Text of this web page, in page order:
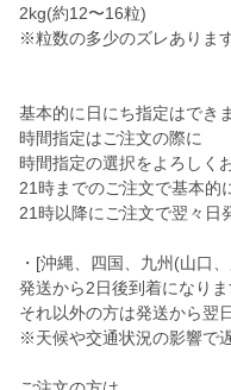
2kg(約12〜16粒)
※粒数の多少のズレあります
基本的に日にち指定はでき
時間指定はご注文の際に
時間指定の選択をよろしく
21時までのご注文で基本的
21時以降にご注文で翌々日
・[沖縄、四国、九州(山口
発送から2日後到着になりま
それ以外の方は発送から翌
※天候や交通状況の影響で